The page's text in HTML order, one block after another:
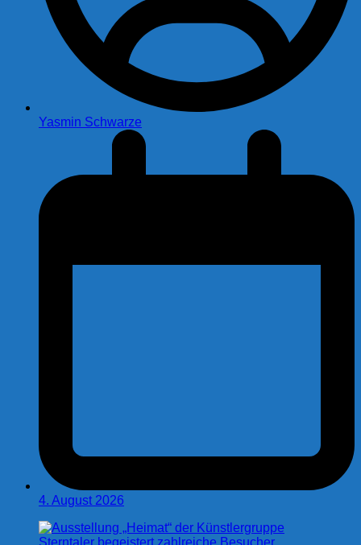
Yasmin Schwarze
4. August 2026